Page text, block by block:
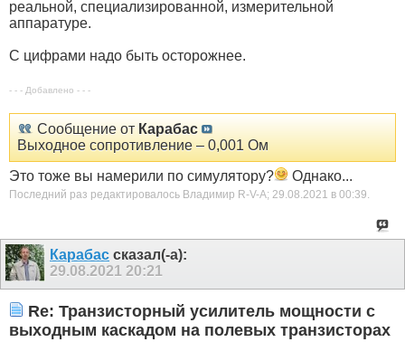
реальной, специализированной, измерительной
аппаратуре.
С цифрами надо быть осторожнее.
- - - Добавлено - - -
Сообщение от Карабас
Выходное сопротивление – 0,001 Ом
Это тоже вы намерили по симулятору?
Однако...
Последний раз редактировалось Владимир R-V-A; 29.08.2021 в 00:39
Карабас сказал(-а):
29.08.2021 20:21
Re: Транзисторный усилитель мощности с
выходным каскадом на полевых транзисторах